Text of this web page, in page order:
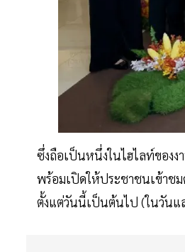
ซึ่งถือเป็นหนึ่งในไฮไลท์ของง
พร้อมเปิดให้ประชาชนเข้าช
ตั้งแต่วันนี้เป็นต้นไป (ในวันแ